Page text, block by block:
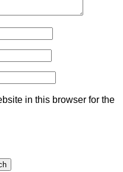
in this browser for the